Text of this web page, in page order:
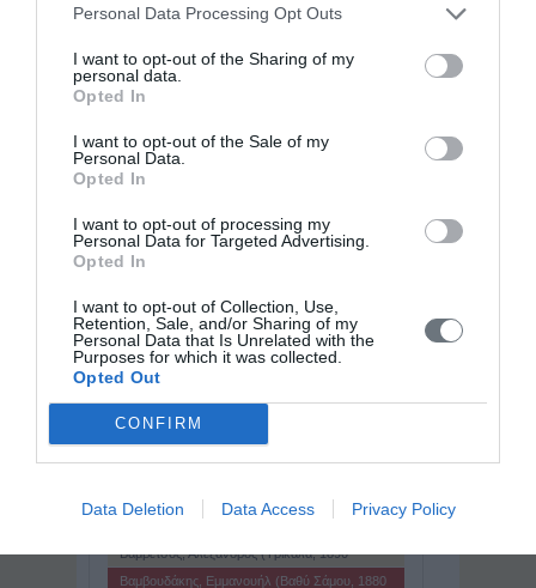
Personal Data Processing Opt Outs
I want to opt-out of the Sharing of my
personal data.
Opted In
I want to opt-out of the Sale of my
Personal Data.
Opted In
I want to opt-out of processing my
Personal Data for Targeted Advertising.
Opted In
I want to opt-out of Collection, Use,
Retention, Sale, and/or Sharing of my
Personal Data that Is Unrelated with the
Purposes for which it was collected.
Opted Out
CONFIRM
Data Deletion Data Access Privacy Policy
Θεοφάνη* Αρέλη. Την επίδοσή του εκτίμησε
Καπουράλης που έγινε και αυτός δάσκαλός
...
Παγκόσμιο Βιογραφικό Λεξικό
Βαλτινός, Κωνσταντίνος (ή Δόσταγας)
Βαλτινός, Σωτήριος ( ; - 1825)
Βαμβακάρης, Μάρκος (Σκαλί ΄Ανω Σύρου,
1905 - Νίκαια Πειραιά, 1972)
Βαμβακάς, Στέφανος ( ; - 1826)
Βαμβακάς, Χαρίσιος (Κοζάνη, 1872 -
Θεσσαλονίκη, 1952)
Βάμβας, Ιωάννης
Βαμβέτσος, Αλέξανδρος (Τρίκαλα, 1890 -
Αθήνα, 1971)
Βαμβουδάκης, Εμμανουήλ (Βαθύ Σάμου, 1880